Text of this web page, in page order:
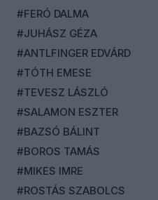
#FERÓ DALMA
#JUHÁSZ GÉZA
#ANTLFINGER EDVÁRD
#TÓTH EMESE
#TEVESZ LÁSZLÓ
#SALAMON ESZTER
#BAZSÓ BÁLINT
#BOROS TAMÁS
#MIKES IMRE
#ROSTÁS SZABOLCS